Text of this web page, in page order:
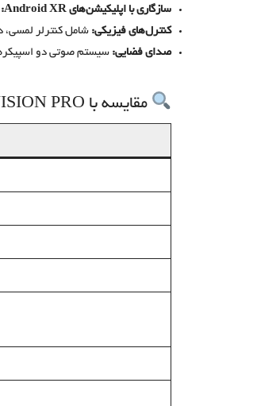
سازگاری با اپلیکیشن‌های Android XR:
کنترل‌های فیزیکی: شامل کنترلر
صدای فضایی: سیستم صوتی دو اسپیکره ۳۶۰
مقایسه با APPLE VISION PRO